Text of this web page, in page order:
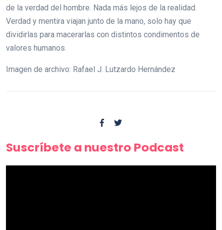
de la verdad del hombre. Nada más lejos de la realidad.
Verdad y mentira viajan junto de la mano, solo hay que
dividirlas para macerarlas con distintos condimentos de
valores humanos.
Imagen de archivo: Rafael J. Lutzardo Hernández
Suscríbete a nuestro Podcast